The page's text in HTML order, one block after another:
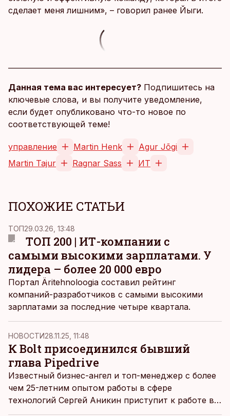
сделает меня лишним», – говорил ранее Йыги.
Данная тема вас интересует? Подпишитесь на
ключевые слова, и вы получите уведомление,
если будет опубликовано что-то новое по
соответствующей теме!
управление Martin Henk
Agur Jõgi
Martin Tajur
Ragnar Sass ИТ
ПОХОЖИЕ СТАТЬИ
ТОП29.03.26, 13:48
ТОП 200 | ИТ-компании с
самыми высокими зарплатами. У
лидера – более 20 000 евро
Портал Äritehnoloogia составил рейтинг
компаний-разработчиков с самыми высокими
зарплатами за последние четыре квартала.
НОВОСТИ28.11.25, 11:48
К Bolt присоединился бывший
глава Pipedrive
Известный бизнес-ангел и топ-менеджер с более
чем 25-летним опытом работы в сфере
технологий Сергей Аникин приступит к работе в
Bolt в должности технического директора.